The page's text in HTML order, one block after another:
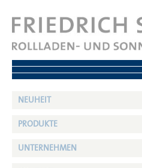
NEUHEIT
PRODUKTE
UNTERNEHMEN